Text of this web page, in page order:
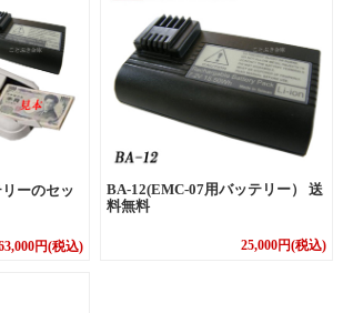
ーのセッ
円(税込)
BA-12(EMC-07用バッテリー） 送
料無料
25,000円(税込)